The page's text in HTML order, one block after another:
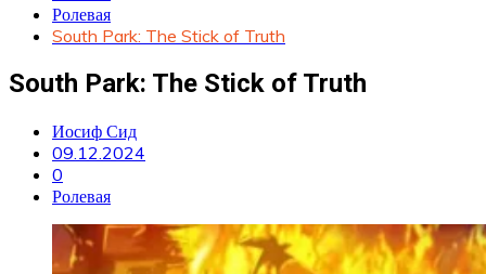
Ролевая
South Park: The Stick of Truth
South Park: The Stick of Truth
Иосиф Сид
09.12.2024
0
Ролевая